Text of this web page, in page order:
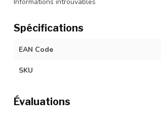
Spécifications
EAN Code
SKU
Évaluations